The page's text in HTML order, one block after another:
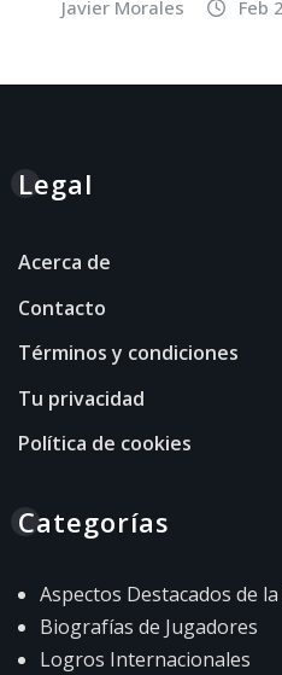
Javier Morales Feb
Legal
Acerca de
Contacto
Términos y condiciones
Tu privacidad
Política de cookies
Categorías
Aspectos Destacados de
Biografías de Jugadores
Logros Internacionales